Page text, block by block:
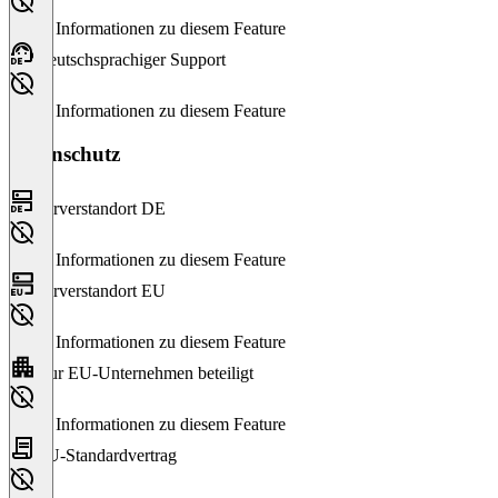
Keine Informationen zu diesem Feature
Deutschsprachiger Support
Keine Informationen zu diesem Feature
Datenschutz
Serverstandort DE
Keine Informationen zu diesem Feature
Serverstandort EU
Keine Informationen zu diesem Feature
Nur EU-Unternehmen beteiligt
Keine Informationen zu diesem Feature
EU-Standardvertrag